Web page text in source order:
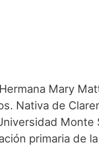
Mary
Nativa de
Monte
primaria de